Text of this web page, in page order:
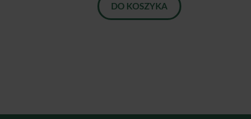
DO KOSZYKA